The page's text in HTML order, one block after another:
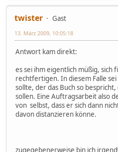
twister
Gast
13. März 2009, 10:05:18
Antwort kam direkt:
es sei ihm eigentlich müßig, sich
rechtfertigen. In diesem Falle sei
sollte, der das Buch so
sollen. Eine Auftragsarbeit also
von selbst, dass er sich dann
davon distanzieren könne.
zugegebenerweise bin ich